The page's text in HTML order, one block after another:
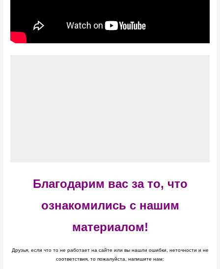
Благодарим вас за то, что
ознакомились с нашим
материалом!
Друзья, если что то не работает на сайте или вы нашли ошибки, неточности и не
соответствия, то пожалуйста, напишите нам: